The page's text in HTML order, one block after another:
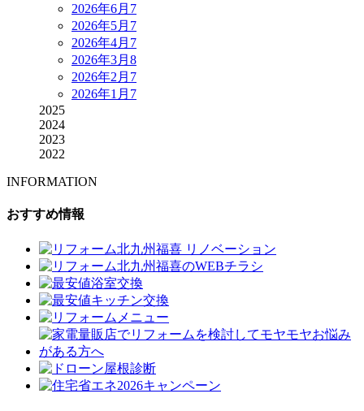
2026年6月 7
2026年5月 7
2026年4月 7
2026年3月 8
2026年2月 7
2026年1月 7
2025
2024
2023
2022
INFORMATION
おすすめ情報